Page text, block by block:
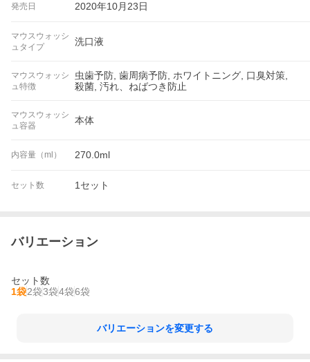
発売日 2020年10月23日
マウスウォッシ
ュタイプ
洗口液
マウスウォッシ
ュ特徴
虫歯予防, 歯周病予防, ホワイトニング, 口臭対策,
殺菌, 汚れ、ねばつき防止
マウスウォッシ
ュ容器
本体
内容量（ml） 270.0ml
セット数 1セット
バリエーション
セット数
1袋2袋3袋4袋6袋
バリエーションを変更する